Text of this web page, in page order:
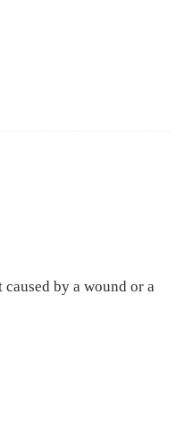
by a wound or a